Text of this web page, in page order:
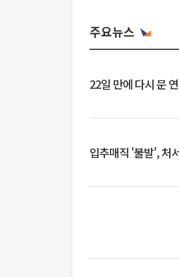
주요뉴스
22일 만에 다시 문
입추매직 '불발', 처